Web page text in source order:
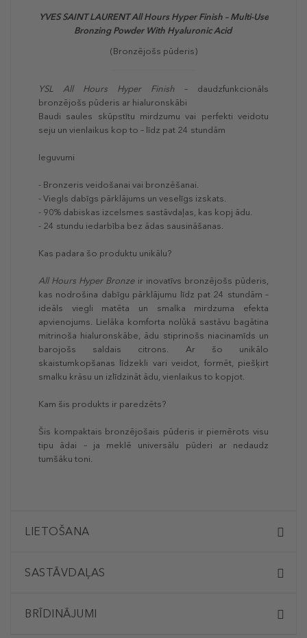
YVES SAINT LAURENT All Hours Hyper Finish – Multi-Use
Bronzing Powder With Hyaluronic Acid
(Bronzējošs pūderis)
YSL All Hours Hyper Finish – daudzfunkcionāls
bronzējošs pūderis ar hialuronskābi
Baudi saules skūpstītu mirdzumu vai perfekti veidotu
seju un vienlaikus kop to – līdz pat 24 stundām
Ieguvumi
- Bronzeris veidošanai vai bronzēšanai.
- Viegls dabīgs pārklājums un veselīgs izskats.
- 90% dabiskas izcelsmes sastāvdaļas, kas kopj ādu.
- 24 stundu iedarbība bez ādas sausināšanas.
Kas padara šo produktu unikālu?
All Hours Hyper Bronzeir inovatīvs bronzējošs pūderis,
kas nodrošina dabīgu pārklājumu līdz pat 24 stundām –
ideāls viegli matēta un smalka mirdzuma efekta
apvienojums. Lielāka komforta nolūkā sastāvu bagātina
mitrinoša hialuronskābe, ādu stiprinošs niacinamīds un
barojošs saldais citrons. Ar šo unikālo
skaistumkopšanas līdzekli vari veidot, formēt, piešķirt
smalku krāsu un izlīdzināt ādu, vienlaikus to kopjot.
Kam šis produkts ir paredzēts?
Šis kompaktais bronzējošais pūderis ir piemērots visu
tipu ādai – ja meklē universālu pūderi ar nedaudz
tumšāku toni.
LIETOŠANA
SASTĀVDAĻAS
BRĪDINĀJUMI